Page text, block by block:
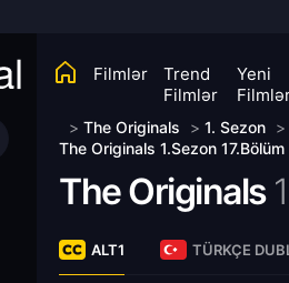
Filmlər
Trend
Filmlər
Yeni
> The Originals > 1. Sezon >
The Originals 1.Sezon 17.Bölüm
The Originals
ALT1 TÜRKÇE